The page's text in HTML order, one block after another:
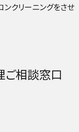
クリーニングをさせ
相談窓口